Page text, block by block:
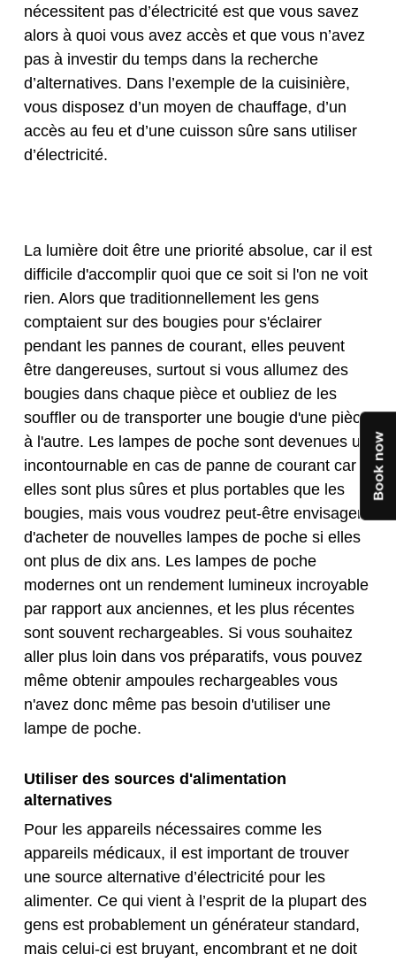
nécessitent pas d’électricité est que vous savez
alors à quoi vous avez accès et que vous n’avez
pas à investir du temps dans la recherche
d’alternatives. Dans l’exemple de la cuisinière,
vous disposez d’un moyen de chauffage, d’un
accès au feu et d’une cuisson sûre sans utiliser
d’électricité.
La lumière doit être une priorité absolue, car il est
difficile d'accomplir quoi que ce soit si l'on ne voit
rien. Alors que traditionnellement les gens
comptaient sur des bougies pour s'éclairer
pendant les pannes de courant, elles peuvent
être dangereuses, surtout si vous allumez des
bougies dans chaque pièce et oubliez de les
souffler ou de transporter une bougie d'une pièce
à l'autre. Les lampes de poche sont devenues un
incontournable en cas de panne de courant car
elles sont plus sûres et plus portables que les
bougies, mais vous voudrez peut-être envisager
d'acheter de nouvelles lampes de poche si elles
ont plus de dix ans. Les lampes de poche
modernes ont un rendement lumineux incroyable
par rapport aux anciennes, et les plus récentes
sont souvent rechargeables. Si vous souhaitez
aller plus loin dans vos préparatifs, vous pouvez
même obtenir ampoules rechargeablesvous
n'avez donc même pas besoin d'utiliser une
lampe de poche.
Utiliser des sources d'alimentation
alternatives
Pour les appareils nécessaires comme les
appareils médicaux, il est important de trouver
une source alternative d’électricité pour les
alimenter. Ce qui vient à l’esprit de la plupart des
gens est probablement un générateur standard,
mais celui-ci est bruyant, encombrant et ne doit